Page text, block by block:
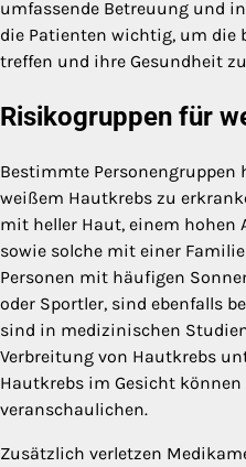
umfassende Betreuung und
die Patienten wichtig, um die
treffen und ihre Gesundheit
Risikogruppen für
Bestimmte Personengruppen
weißem Hautkrebs zu
mit heller Haut, einem hohen
sowie solche mit einer
Personen mit häufigen
oder Sportler, sind ebenfalls
sind in medizinischen
Verbreitung von Hautkrebs
Hautkrebs im Gesicht
veranschaulichen.
Zusätzlich verletzen